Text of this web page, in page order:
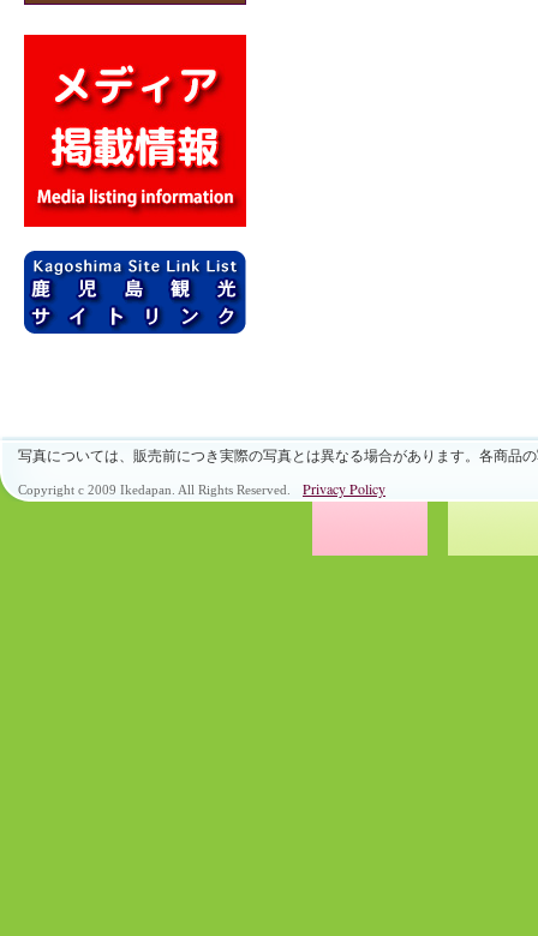
写真については、販売前につき実際の写真とは異なる場合があります。各商品
Copyright c 2009 Ikedapan. All Rights Reserved. Privacy Policy